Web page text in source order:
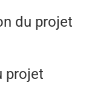
du projet
projet